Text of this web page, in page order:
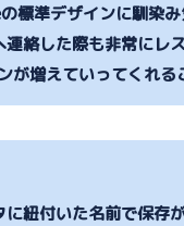
標準デザインに馴染み
絡した際も非常にレ
増えていってくれる
に紐付いた名前で保存